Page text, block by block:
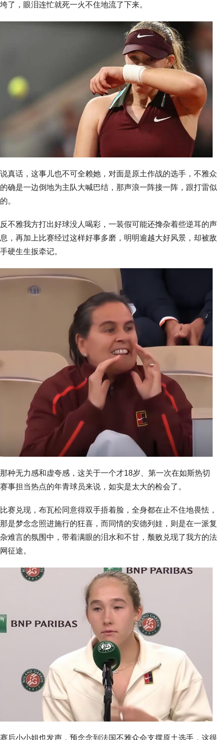
垮了，眼泪连忙就死一火不住地流了下来。
说真话，这事儿也不可全赖她，对面是原土作战的选手，不雅众
的确是一边倒地为主队大喊巴结，那声浪一阵接一阵，跟打雷似
的。
反不雅我方打出好球没人喝彩，一装假可能还搀杂着些逆耳的声
息，再加上比赛经过这样好事多磨，明明逾越大好风景，却被敌
手硬生生扳牵记。
那种无力感和虚夸感，这关于一个才18岁、第一次在如斯热切
赛事担当热点的年青球员来说，如实是太大的检会了。
比赛兑现，布瓦松同意得双手捂着脸，全身都在止不住地畏怯，
那是梦念念照进施行的狂喜，而同情的安德列娃，则是在一派复
杂难言的氛围中，带着满眼的泪水和不甘，颓败兑现了我方的法
网征途。
赛后小小姐也发声，预念念到法国不雅众会支撑原土选手，这很